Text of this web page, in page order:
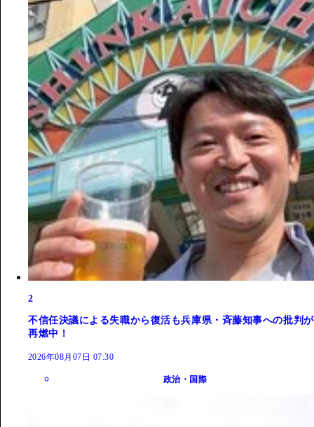
2
不信任決議による失職から復活も兵庫県・斉藤知事への批判が
再燃中！
2026年08月07日 07:30
政治・国際